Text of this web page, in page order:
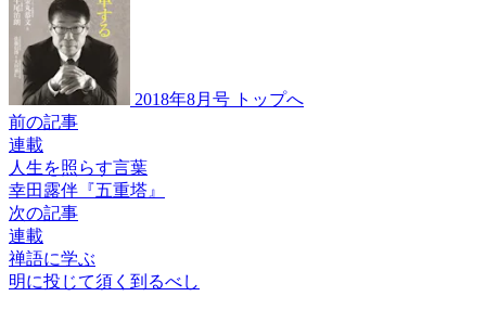
2018年8月号 トップへ
前の記事
連載
人生を照らす言葉
幸田露伴『五重塔』
次の記事
連載
禅語に学ぶ
明に投じて須く到るべし